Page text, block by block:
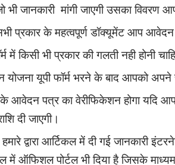
भी जानकारी मांगी जाएगी उसका विवरण
प्रकार के महत्वपूर्ण डॉक्यूमेंट आप
में किसी भी प्रकार की गलती नही होनी
योजना यूपी फॉर्म भरने के बाद आपको
आवेदन पत्र का वेरीफिकेशन होगा यदि
दी जाएगी।
द्वारा आर्टिकल में दी गई जानकारी
में ऑफिशल पोर्टल भी दिया है जिसके